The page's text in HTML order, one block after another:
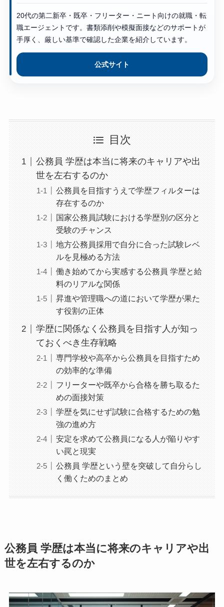
20代の第二新卒・既卒・フリーター・ニート向けの就職・転
職エージェントです。書類添削や模擬面接などのサポートが
手厚く、厳しい基準で確認した企業を紹介しています。
公式サイト
目次
公務員 学歴は本当に将来のキャリアや出
世を左右するのか
公務員を目指すうえで学歴フィルターは
存在するのか
国家公務員試験における学歴別の区分と
受験のチャンス
地方公務員採用で自分に合った試験レベ
ルを見極める方法
働き始めてから実感する公務員 学歴と給
料のリアルな関係
昇進や管理職への道において学歴が果た
す役割の正体
学歴に関係なく公務員を目指す人が知っ
ておくべき生存戦略
専門学校や高卒から公務員を目指すため
の効率的な準備
フリーターや既卒から合格を勝ち取るた
めの面接対策
学歴を気にせず試験に合格するための勉
強の進め方
安定を求めて公務員になる人が陥りやす
い罠と現実
公務員 学歴という壁を突破して自分らし
く働くためのまとめ
公務員 学歴は本当に将来のキャリアや出
世を左右するのか